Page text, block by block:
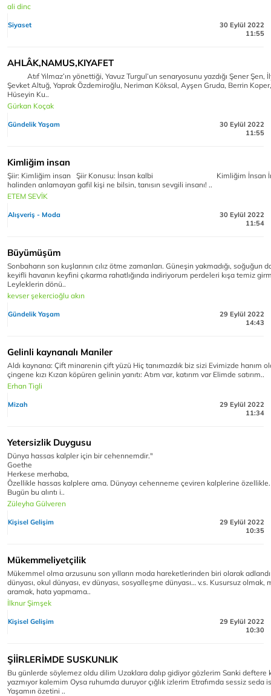
ali dinc
Siyaset
30 Eylül 2022
11:55
AHLÂK,NAMUS,KIYAFET
Atıf Yılmaz’ın yönettiği, Yavuz Turgul’un senaryosunu yazdığı Şener Şen,
Şevket Altuğ, Yaprak Özdemiroğlu, Neriman Köksal, Ayşen Gruda, Berrin
Hüseyin Ku..
Gürkan Koçak
Gündelik Yaşam
30 Eylül 2022
11:55
Kimliğim insan
Şiir: Kimliğim insan Şiir Konusu: İnsan kalbi Kimliğim İnsan
halinden anlamayan gafil kişi ne bilsin, tanısın sevgili insanı! ..
ETEM SEVİK
Alışveriş - Moda
30 Eylül 2022
11:54
Büyümüşüm
Sonbaharın son kuşlarının cılız ötme zamanları. Güneşin yakmadığı, soğuğun
keyifli havanın keyfini çıkarma rahatlığında indiriyorum perdeleri kışa temiz
Leyleklerin dönü..
kevser şekercioğlu akın
Gündelik Yaşam
29 Eylül 2022
14:43
Gelinli kaynanalı Maniler
Aldı kaynana: Çift minarenin çift yüzü Hiç tanımazdık biz sizi Evimizde hanım
çingene kızı Kızan köpüren gelinin yanıtı: Atım var, katırım var Elimde satırım..
Erhan Tigli
Mizah
29 Eylül 2022
11:34
Yetersizlik Duygusu
Dünya hassas kalpler için bir cehennemdir."
Goethe
Herkese merhaba,
Özellikle hassas kalplere ama. Dünyayı cehenneme çeviren kalplerine özellikle.
Bugün bu alıntı i..
Züleyha Gülveren
Kişisel Gelişim
29 Eylül 2022
10:35
Mükemmeliyetçilik
Mükemmel olma arzusunu son yılların moda hareketlerinden biri olarak
dünyası, okul dünyası, ev dünyası, sosyalleşme dünyası… v.s. Kusursuz olmak,
aramak, hata yapmama..
İlknur Şimşek
Kişisel Gelişim
29 Eylül 2022
10:30
ŞİİRLERİMDE SUSKUNLIK
Bu günlerde söylemez oldu dilim Uzaklara dalıp gidiyor gözlerim Sanki deftere
yazmıyor kalemim Oysa ruhumda duruyor çığlık izlerim Etrafımda sessiz seda
Yaşamın özetini ..